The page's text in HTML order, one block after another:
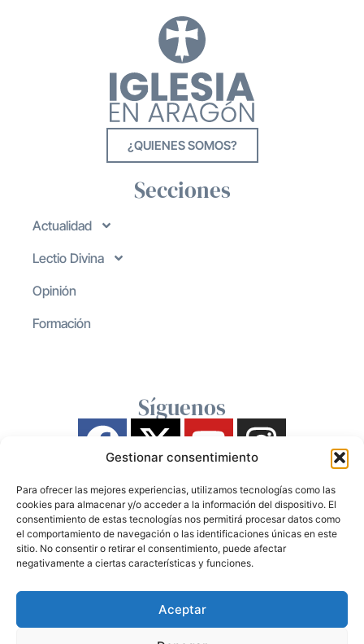
Gestionar consentimiento
Para ofrecer las mejores experiencias, utilizamos tecnologías como las
cookies para almacenar y/o acceder a la información del dispositivo. El
consentimiento de estas tecnologías nos permitirá procesar datos como
el comportamiento de navegación o las identificaciones únicas en este
sitio. No consentir o retirar el consentimiento, puede afectar
negativamente a ciertas características y funciones.
Aceptar
¿QUIENES SOMOS?
Secciones
Actualidad
Lectio Divina
Opinión
Formación
Síguenos